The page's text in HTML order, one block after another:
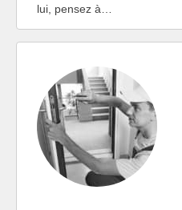
lui, pensez à…